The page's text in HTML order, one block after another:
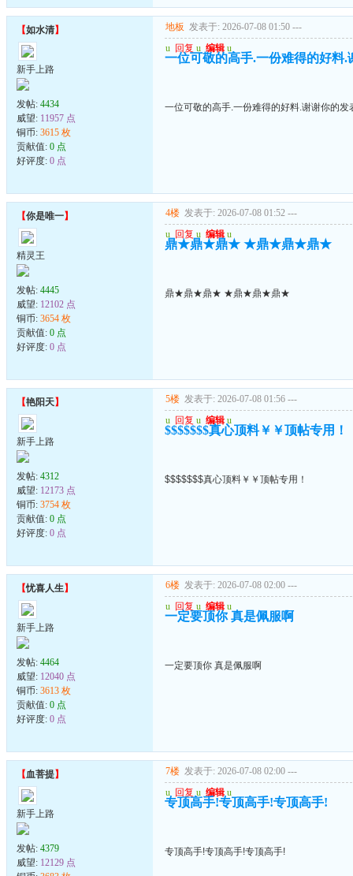
【如水清】
新手上路
发帖: 4434
威望: 11957 点
铜币: 3615 枚
贡献值: 0 点
好评度: 0 点
地板 发表于: 2026-07-08 01:50 ---
u 回复 u 编辑 u
一位可敬的高手.一份难得的好料.
一位可敬的高手.一份难得的好料.谢谢你的发
【你是唯一】
精灵王
发帖: 4445
威望: 12102 点
铜币: 3654 枚
贡献值: 0 点
好评度: 0 点
4楼 发表于: 2026-07-08 01:52 ---
u 回复 u 编辑 u
鼎★鼎★鼎★ ★鼎★鼎★鼎★
鼎★鼎★鼎★ ★鼎★鼎★鼎★
【艳阳天】
新手上路
发帖: 4312
威望: 12173 点
铜币: 3754 枚
贡献值: 0 点
好评度: 0 点
5楼 发表于: 2026-07-08 01:56 ---
u 回复 u 编辑 u
$$$$$$$真心顶料￥￥顶帖专用！
$$$$$$$真心顶料￥￥顶帖专用！
【忧喜人生】
新手上路
发帖: 4464
威望: 12040 点
铜币: 3613 枚
贡献值: 0 点
好评度: 0 点
6楼 发表于: 2026-07-08 02:00 ---
u 回复 u 编辑 u
一定要顶你 真是佩服啊
一定要顶你 真是佩服啊
【血菩提】
新手上路
发帖: 4379
威望: 12129 点
7楼 发表于: 2026-07-08 02:00 ---
u 回复 u 编辑 u
专顶高手!专顶高手!专顶高手!
专顶高手!专顶高手!专顶高手!